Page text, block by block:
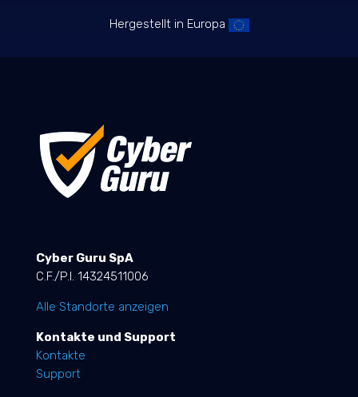
Hergestellt in Europa
Cyber Guru SpA
C.F./P.I. 14324511006
Alle Standorte anzeigen
Kontakte und Support
Kontakte
Support